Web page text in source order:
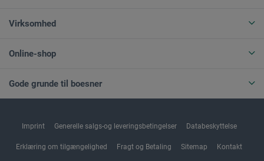
Virksomhed
Online-shop
Gode grunde til boesner
Imprint Generelle salgs-og leveringsbetingelser Databeskyttelse
Erklæring om tilgængelighed Fragt og Betaling Sitemap Kontakt